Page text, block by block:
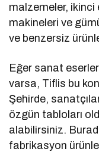
malzemeler,
makineleri ve
ve benzersiz
Eğer sanat
varsa, Tiflis bu
Şehirde,
özgün tabloları
alabilirsiniz.
fabrikasyon